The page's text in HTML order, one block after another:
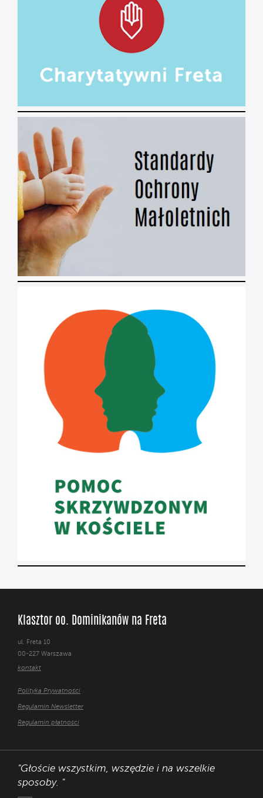
Klasztor oo. Dominikanów na Freta
ul. Freta 10
00-227 Warszawa
kontakt
Polityka Prywatności
Regulamin Newsletter
Regulamin płatności
"Głoście wszystkim, wszędzie i na wszelkie
sposoby. "